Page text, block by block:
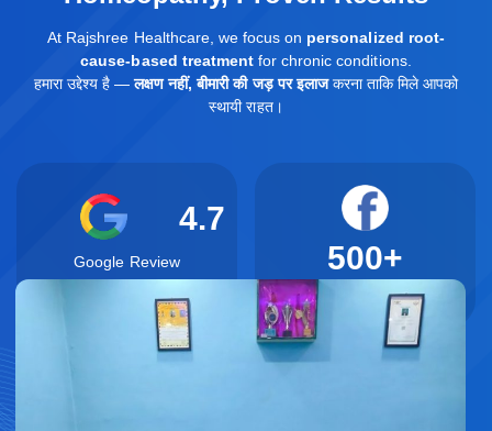
At Rajshree Healthcare, we focus on personalized root-
cause-based treatmentfor chronic conditions.
हमारा उद्देश्य है —लक्षण नहीं, बीमारी की जड़ पर इलाजकरना ताकि मिले आपको
स्थायी राहत।
4.7
Google Review
⭐⭐⭐⭐⭐
500+
Facebook Review